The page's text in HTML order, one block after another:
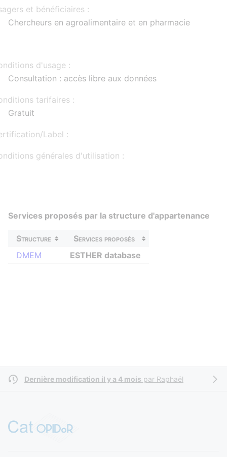
et bénéficiaires :
Chercheurs en agroalimentaire et en pharmacie
d'usage :
Consultation : accès libre aux données
tarifaires :
Gratuit
Label :
générales d'utilisation :
Services proposés par la structure d'appartenance
Structure
Services proposés
DMEM
ESTHER database
Dernière modification il y a 4 mois par Raphaël